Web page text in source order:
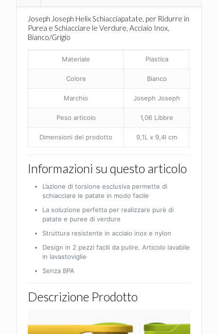
Joseph Joseph Helix Schiacciapatate, per Ridurre in
Purea e Schiacciare le Verdure, Acciaio Inox,
Bianco/Grigio
Materiale Plastica
Colore Bianco
Marchio Joseph Joseph
Peso articolo 1,06 Libbre
Dimensioni del prodotto 9,1L x 9,4l cm
Informazioni su questo articolo
L’azione di torsione esclusiva permette di
schiacciare le patate in modo facile
La soluzione perfetta per realizzare purè di
patate e puree di verdure
Struttura resistente in acciaio inox e nylon
Design in 2 pezzi facili da pulire. Articolo lavabile
in lavastoviglie
Senza BPA
Descrizione Prodotto